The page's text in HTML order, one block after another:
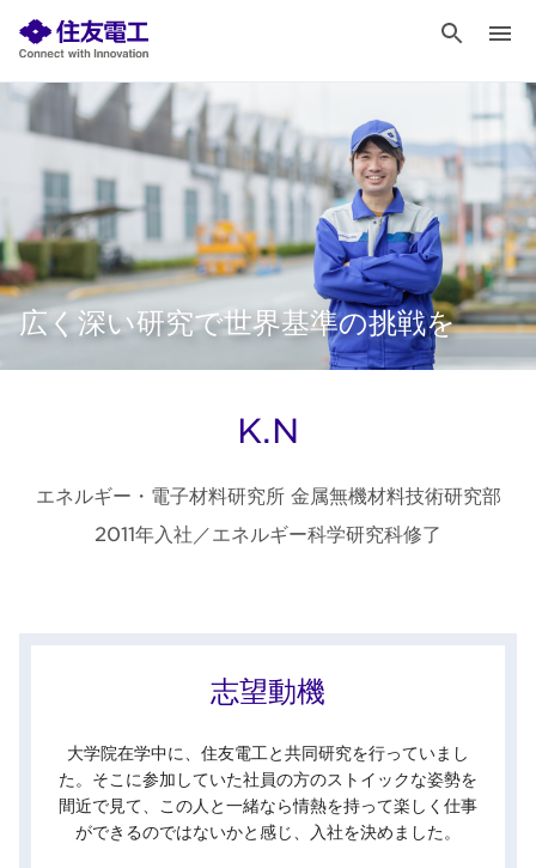
広く深い研究で世界基準の挑戦を
K.N
エネルギー・電子材料研究所 金属無機材料技術研究部
2011年入社／エネルギー科学研究科修了
志望動機
大学院在学中に、住友電工と共同研究を行っていまし
た。そこに参加していた社員の方のストイックな姿勢を
間近で見て、この人と一緒なら情熱を持って楽しく仕事
ができるのではないかと感じ、入社を決めました。